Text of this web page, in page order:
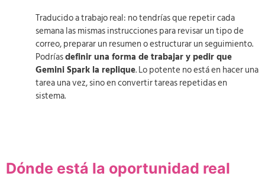
Traducido a trabajo real: no tendrías que repetir cada
semana las mismas instrucciones para revisar un tipo de
correo, preparar un resumen o estructurar un seguimiento.
Podríasdefinir una forma de trabajar y pedir que
Gemini Spark la replique. Lo potente no está en hacer una
tarea una vez, sino en convertir tareas repetidas en
sistema.
Dónde está la oportunidad real